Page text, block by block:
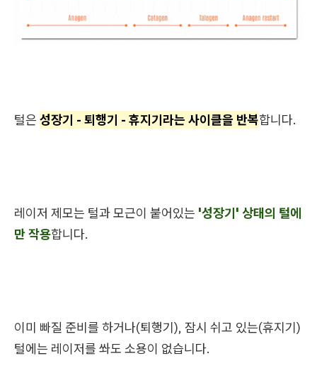
털은 성장기 - 퇴행기 - 휴지기라는 사이클을 반복합니다.
레이저 제모는 털과 모근이 붙어있는 '성장기' 상태의 털에
만 작용합니다.
이미 빠질 준비를 하거나(퇴행기), 잠시 쉬고 있는(휴지기)
털에는 레이저를 쏴도 소용이 없습니다.